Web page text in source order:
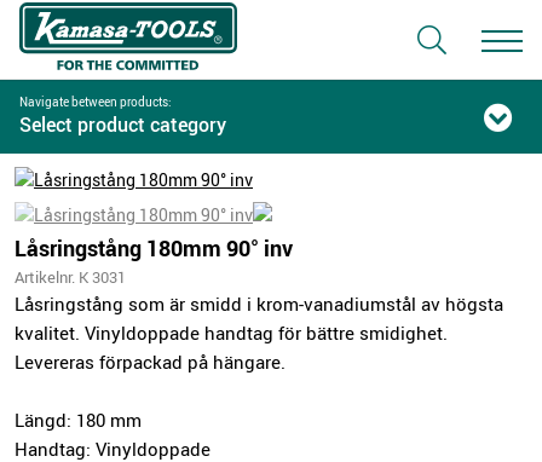
Navigate between products:
Select product category
Låsringstång 180mm 90° inv
Artikelnr. K 3031
Låsringstång som är smidd i krom-vanadiumstål av högsta
kvalitet. Vinyldoppade handtag för bättre smidighet.
Levereras förpackad på hängare.
Längd: 180 mm
Handtag: Vinyldoppade